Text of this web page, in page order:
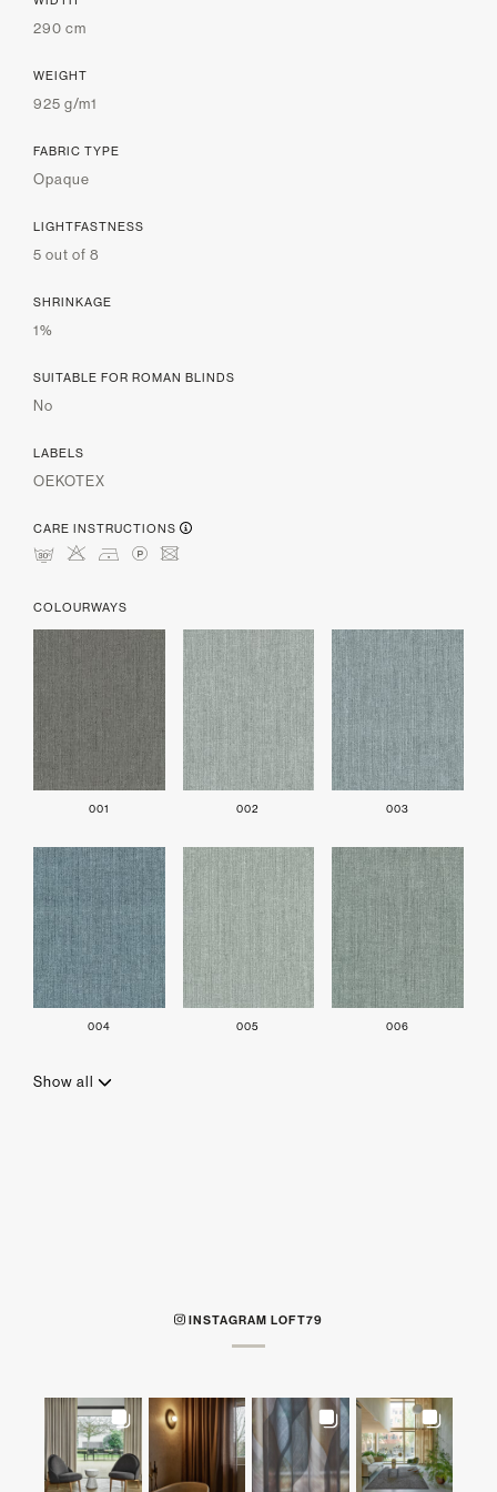
290 cm
WEIGHT
925 g/m1
FABRIC TYPE
Opaque
LIGHTFASTNESS
5 out of 8
SHRINKAGE
1%
SUITABLE FOR ROMAN BLINDS
No
LABELS
OEKOTEX
CARE INSTRUCTIONS
mHDLU
COLOURWAYS
001 002 003
004 005 006
Show all
INSTAGRAM LOFT79